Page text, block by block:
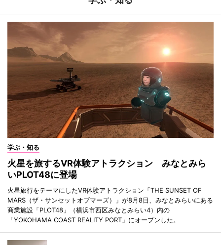
学ぶ・知る
火星を旅するVR体験アトラクション みなとみら
いPLOT48に登場
火星旅行をテーマにしたVR体験アトラクション「THE SUNSET OF
MARS（ザ・サンセットオブマーズ）」が8月8日、みなとみらいにある
商業施設「PLOT48」（横浜市西区みなとみらい4）内の
「YOKOHAMA COAST REALITY PORT」にオープンした。